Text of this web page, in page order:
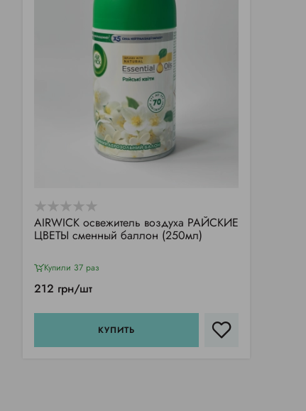
АIRWICK освежитель воздуха РАЙСКИЕ
ЦВЕТЫ сменный баллон (250мл)
Купили 37 раз
212 грн/шт
КУПИТЬ